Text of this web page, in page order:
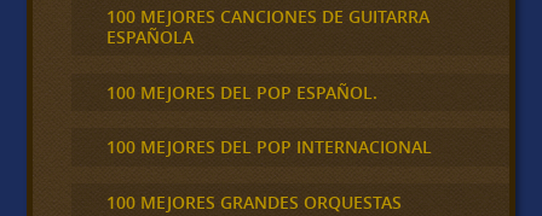
100 MEJORES CANCIONES DE GUITARRA
ESPAÑOLA
100 MEJORES DEL POP ESPAÑOL.
100 MEJORES DEL POP INTERNACIONAL
100 MEJORES GRANDES ORQUESTAS